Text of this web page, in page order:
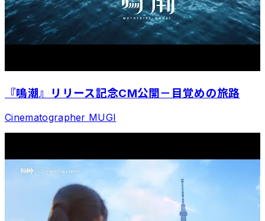
『鳴潮』リリース記念CM公開－目覚めの旅路
Cinematographer MUGI